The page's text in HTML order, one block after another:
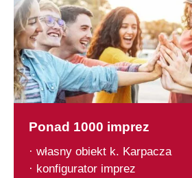
Ponad 1000 imprez
· własny obiekt k. Karpacza
· konfigurator imprez